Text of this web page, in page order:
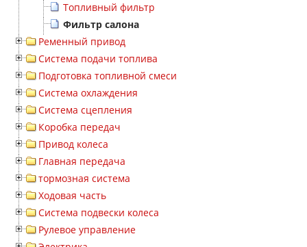
Топливный фильтр
Фильтр салона
Ременный привод
Система подачи топлива
Подготовка топливной смеси
Система охлаждения
Система сцепления
Коробка передач
Привод колеса
Главная передача
тормозная система
Ходовая часть
Система подвески колеса
Рулевое управление